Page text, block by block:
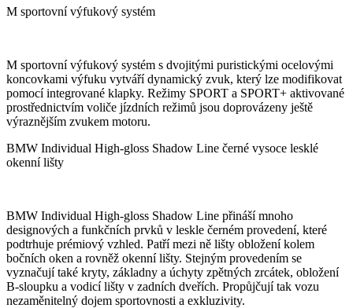
M sportovní výfukový systém
M sportovní výfukový systém s dvojitými puristickými ocelovými
koncovkami výfuku vytváří dynamický zvuk, který lze modifikovat
pomocí integrované klapky. Režimy SPORT a SPORT+ aktivované
prostřednictvím voliče jízdních režimů jsou doprovázeny ještě
výraznějším zvukem motoru.
BMW Individual High-gloss Shadow Line černé vysoce lesklé
okenní lišty
BMW Individual High-gloss Shadow Line přináší mnoho
designových a funkčních prvků v leskle černém provedení, které
podtrhuje prémiový vzhled. Patří mezi ně lišty obložení kolem
bočních oken a rovněž okenní lišty. Stejným provedením se
vyznačují také kryty, základny a úchyty zpětných zrcátek, obložení
B-sloupku a vodicí lišty v zadních dveřích. Propůjčují tak vozu
nezaměnitelný dojem sportovnosti a exkluzivity.